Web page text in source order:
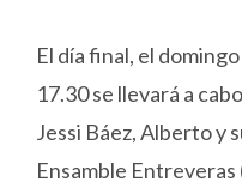
El día final, el
17.30 se llevará a
Jessi Báez, Alberto y
Ensamble